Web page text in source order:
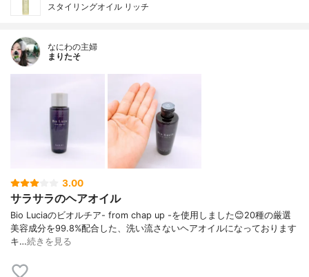
スタイリングオイル リッチ
なにわの主婦
まりたそ
3.00
サラサラのヘアオイル
Bio Luciaのビオルチア- from chap up -を使用しました😊20種の厳選
美容成分を99.8%配合した、洗い流さないヘアオイルになっております
キ…続きを見る